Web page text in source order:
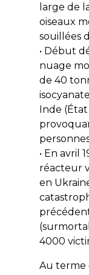
large de
oiseaux
souillées
• Début
nuage
de 40
Inde
• En avril
réacteur
en
4000
Au terme